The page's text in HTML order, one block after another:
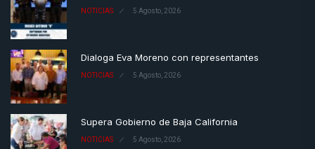
NOTICIAS 5 Agosto, 2026
Dialoga Eva Moreno con representantes
NOTICIAS 5 Agosto, 2026
Supera Gobierno de Baja California
NOTICIAS 5 Agosto, 2026